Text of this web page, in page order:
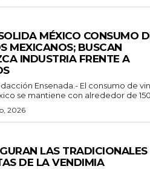
MÉXICO CONSUMO
MEXICANOS; BUSCAN
INDUSTRIA FRENTE A
El consumo de vino
se mantiene con alrededor de
2026
LAS TRADICIONALES
DE LA VENDIMIA